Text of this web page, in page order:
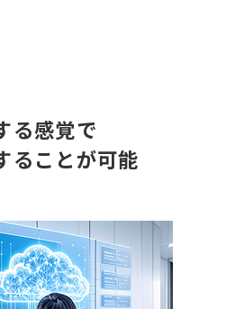
る感覚で
ることが可能